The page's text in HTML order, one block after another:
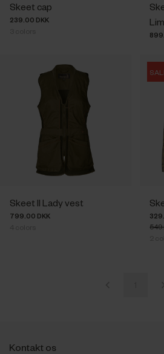
Skeet cap
239.00 DKK
Skeet II Lady vest
799.00 DKK
Kontakt os